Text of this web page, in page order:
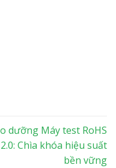
dưỡng Máy test RoHS
2.0: Chìa khóa hiệu suất
bền vững